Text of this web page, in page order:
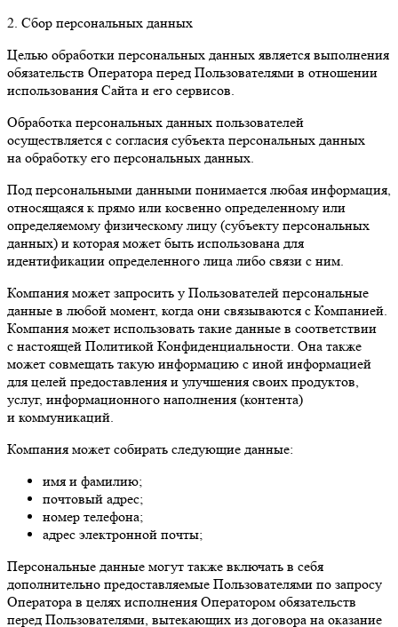
2. Сбор персональных данных
Целью обработки персональных данных является выполнения
обязательств Оператора перед Пользователями в отношении
использования Сайта и его сервисов.
Обработка персональных данных пользователей
осуществляется с согласия субъекта персональных данных
на обработку его персональных данных.
Под персональными данными понимается любая информация,
относящаяся к прямо или косвенно определенному или
определяемому физическому лицу (субъекту персональных
данных) и которая может быть использована для
идентификации определенного лица либо связи с ним.
Компания может запросить у Пользователей персональные
данные в любой момент, когда они связываются с Компанией.
Компания может использовать такие данные в соответствии
с настоящей Политикой Конфиденциальности. Она также
может совмещать такую информацию с иной информацией
для целей предоставления и улучшения своих продуктов,
услуг, информационного наполнения (контента)
и коммуникаций.
Компания может собирать следующие данные:
имя и фамилию;
почтовый адрес;
номер телефона;
адрес электронной почты;
Персональные данные могут также включать в себя
дополнительно предоставляемые Пользователями по запросу
Оператора в целях исполнения Оператором обязательств
перед Пользователями, вытекающих из договора на оказание